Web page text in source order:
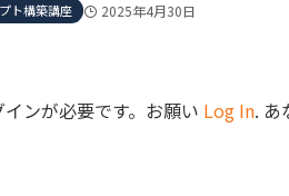
ト構築講座 2025年4月30日
ンが必要です。お願い Log In. あ